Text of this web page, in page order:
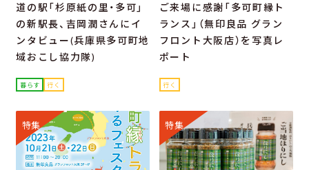
道の駅「杉原紙の里・多可」
の新駅長、吉岡潤さんにイ
ンタビュー(兵庫県多可町地
域おこし協力隊)
暮らす 行く
ご来場に感謝「多可町縁ト
ランス」（無印良品 グラン
フロント大阪店）を写真レ
ポート
行く
特集 特集